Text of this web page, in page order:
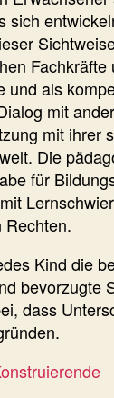
sich
und als
mit
mit ihrer
Die
für
Rechten.
Kind die
bevorzugte
dass